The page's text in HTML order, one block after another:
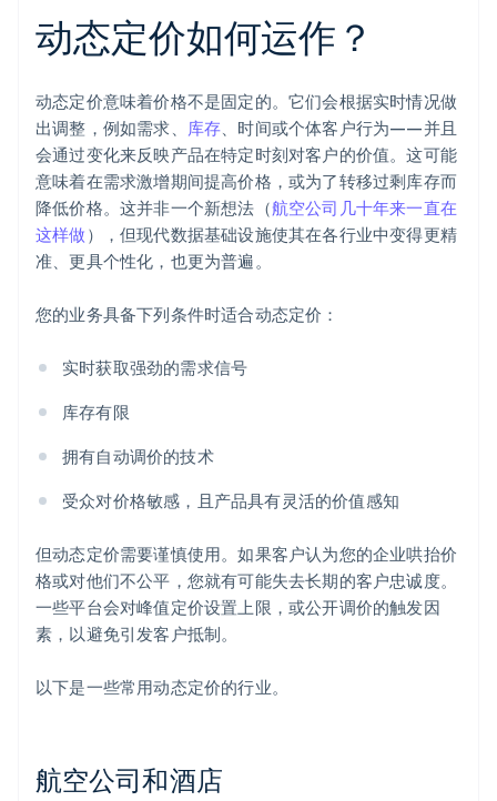
动态定价如何运作？
动态定价意味着价格不是固定的。它们会根据实时情况做
出调整，例如需求、 库存、时间或个体客户行为——并且
会通过变化来反映产品在特定时刻对客户的价值。这可能
意味着在需求激增期间提高价格，或为了转移过剩库存而
降低价格。这并非一个新想法（航空公司几十年来一直在
这样做 ），但现代数据基础设施使其在各行业中变得更精
准、更具个性化，也更为普遍。
您的业务具备下列条件时适合动态定价：
实时获取强劲的需求信号
库存有限
拥有自动调价的技术
受众对价格敏感，且产品具有灵活的价值感知
但动态定价需要谨慎使用。如果客户认为您的企业哄抬价
格或对他们不公平，您就有可能失去长期的客户忠诚度。
一些平台会对峰值定价设置上限，或公开调价的触发因
素，以避免引发客户抵制。
以下是一些常用动态定价的行业。
航空公司和酒店